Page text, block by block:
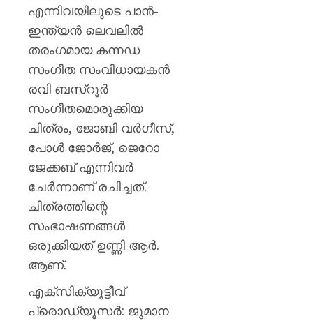
എന്നിവയിലൂടെ പാൻ-
ഇന്ത്യൻ ലെവലിൽ
തരംഗമായ കന്നഡ
സംഗീത സംവിധായകൻ
രവി ബസ്റൂർ
സംഗീതമൊരുക്കിയ
ചിത്രം, ജോബി വർഗീസ്,
പോൾ ജോർജ്, ജെറോ
ജേക്കബ് എന്നിവർ
ചേർന്നാണ് രചിച്ചത്.
ചിത്രത്തിന്റെ
സംഭാഷണങ്ങൾ
ഒരുക്കിയത് ഉണ്ണി ആർ.
ആണ്.
എക്‌സിക്യൂട്ടീവ്
പ്രൊഡ്യൂസർ: ജുമാന